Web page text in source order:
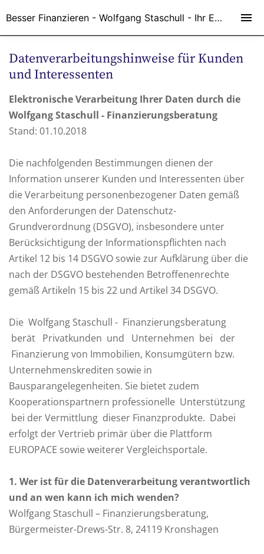
Datenverarbeitungshinweise für Kunden
und Interessenten
Elektronische Verarbeitung Ihrer Daten durch die
Wolfgang Staschull - Finanzierungsberatung
Stand: 01.10.2018
Die nachfolgenden Bestimmungen dienen der
Information unserer Kunden und Interessenten über
die Verarbeitung personenbezogener Daten gemäß
den Anforderungen der Datenschutz-
Grundverordnung (DSGVO), insbesondere unter
Berücksichtigung der Informationspflichten nach
Artikel 12 bis 14 DSGVO sowie zur Aufklärung über die
nach der DSGVO bestehenden Betroffenenrechte
gemäß Artikeln 15 bis 22 und Artikel 34 DSGVO.
Die Wolfgang Staschull - Finanzierungsberatung
berät Privatkunden und Unternehmen bei der
Finanzierung von Immobilien, Konsumgütern bzw.
Unternehmenskrediten sowie in
Bausparangelegenheiten. Sie bietet zudem
Kooperationspartnern professionelle Unterstützung
bei der Vermittlung dieser Finanzprodukte. Dabei
erfolgt der Vertrieb primär über die Plattform
EUROPACE sowie weiterer Vergleichsportale.
1. Wer ist für die Datenverarbeitung verantwortlich
und an wen kann ich mich wenden?
Wolfgang Staschull – Finanzierungsberatung,
Bürgermeister-Drews-Str. 8, 24119 Kronshagen
Besser Finanzieren - Wolfgang Staschull - Ihr Experte in Sachen Finanzen